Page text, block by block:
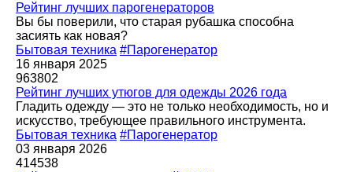
Рейтинг лучших парогенераторов
Вы бы поверили, что старая рубашка способна
засиять как новая?
Бытовая техника #Парогенератор
16 января 2025
963802
Рейтинг лучших утюгов для одежды 2026 года
Гладить одежду — это не только необходимость, но и
искусство, требующее правильного инструмента.
Бытовая техника #Парогенератор
03 января 2026
414538